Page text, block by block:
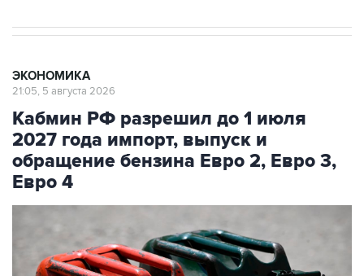
Кабмин РФ разрешил до 1 июля
2027 года импорт, выпуск и
обращение бензина Евро 2, Евро 3,
Евро 4